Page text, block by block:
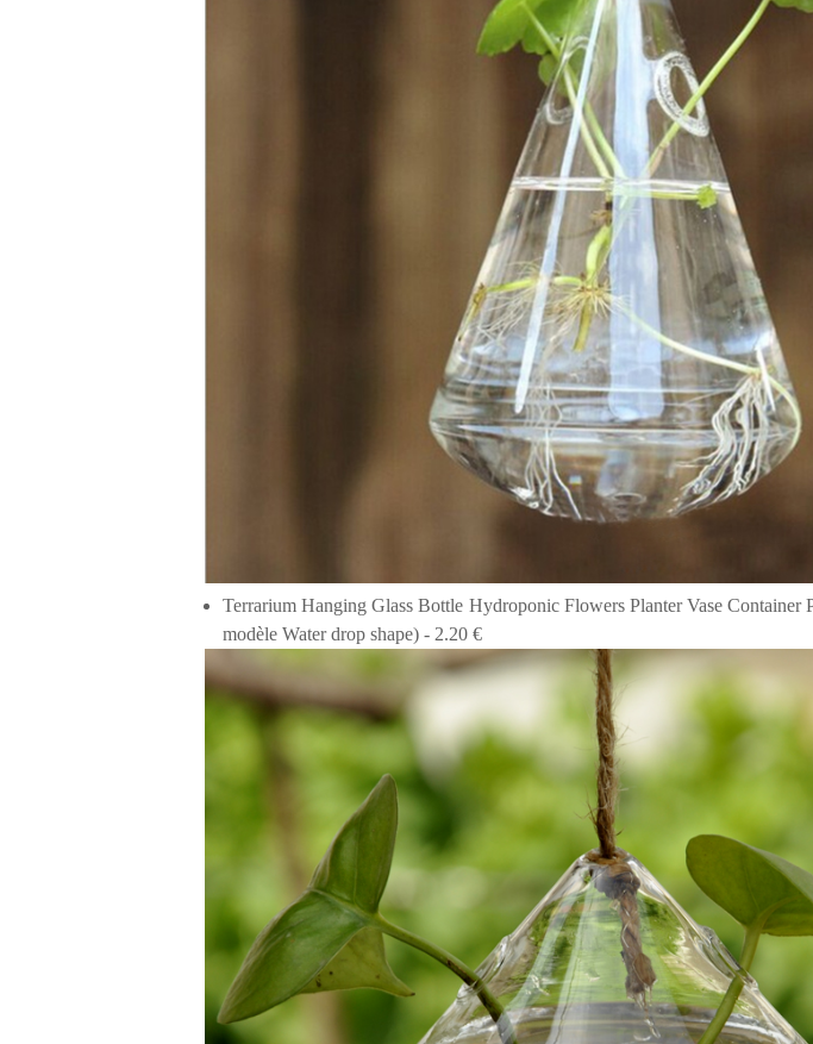
Terrarium Hanging Glass Bottle Hydroponic Flowers Planter Vase Container
modèle Water drop shape) - 2.20 €